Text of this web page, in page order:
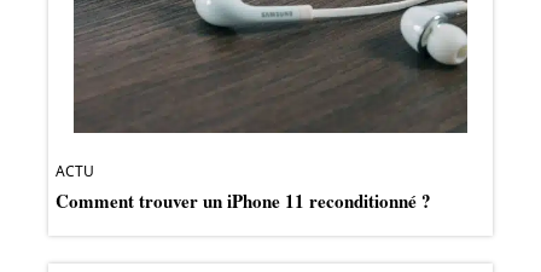
ACTU
Comment trouver un iPhone 11 reconditionné ?